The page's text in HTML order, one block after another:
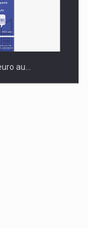
au…